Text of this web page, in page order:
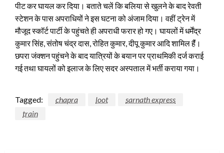
पीट कर घायल कर दिया। बताते चलें कि बलिया से खुलने के बाद रेवती
स्टेशन के पास अपराधियों ने इस घटना को अंजाम दिया। वहीं ट्रेन में
मौजूद स्कॉर्ट पार्टी के पहुंचते ही अपराधी फरार हो गए। घायलों में धर्मेंद्र
कुमार सिंह, संतोष चंद्र दास, रोहित कुमार, दीपू कुमार आदि शामिल हैंं।
छपरा जंक्शन पहुंचने के बाद यात्रियों के बयान पर प्राथमिकी दर्ज कराई
गई तथा घायलों को इलाज के लिए सदर अस्पताल में भर्ती कराया गया।
Tagged: chapra loot
sarnath express
train